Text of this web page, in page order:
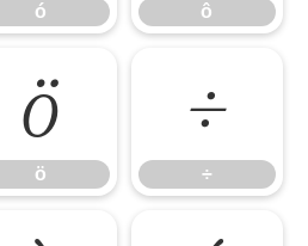
ó ô
ö
ö
÷
÷